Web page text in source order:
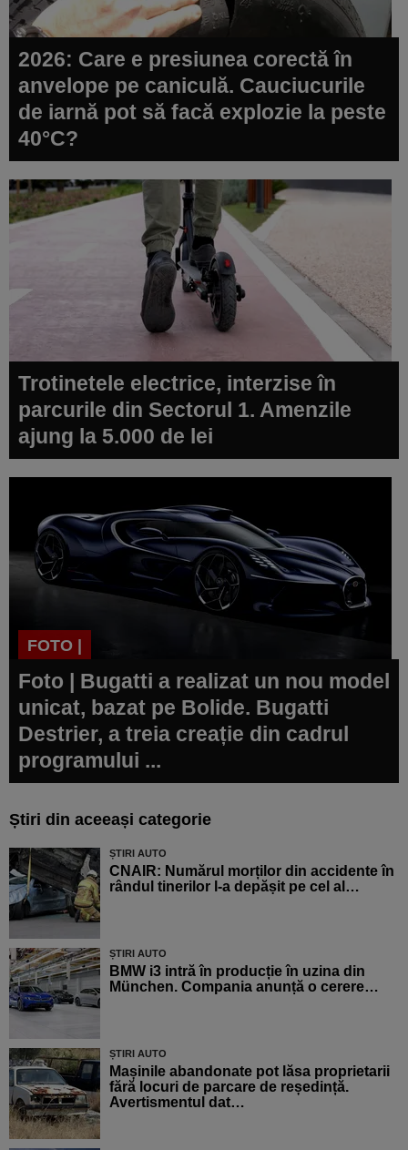
2026: Care e presiunea corectă în
anvelope pe caniculă. Cauciucurile
de iarnă pot să facă explozie la peste
40°C?
Trotinetele electrice, interzise în
parcurile din Sectorul 1. Amenzile
ajung la 5.000 de lei
FOTO |
Foto | Bugatti a realizat un nou model
unicat, bazat pe Bolide. Bugatti
Destrier, a treia creație din cadrul
programului ...
Știri din aceeași categorie
ȘTIRI AUTO
CNAIR: Numărul morților din accidente în
rândul tinerilor l-a depășit pe cel al…
ȘTIRI AUTO
BMW i3 intră în producție în uzina din
München. Compania anunță o cerere…
ȘTIRI AUTO
Mașinile abandonate pot lăsa proprietarii
fără locuri de parcare de reședință.
Avertismentul dat…